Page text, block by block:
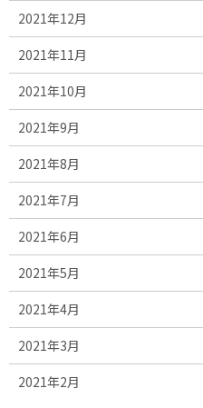
2021年12月
2021年11月
2021年10月
2021年9月
2021年8月
2021年7月
2021年6月
2021年5月
2021年4月
2021年3月
2021年2月